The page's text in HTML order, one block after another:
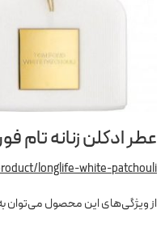
عطر ادکلن زنانه تام
longlife-white-patchouli/
از ویژگی‌های این محصول می‌توان به